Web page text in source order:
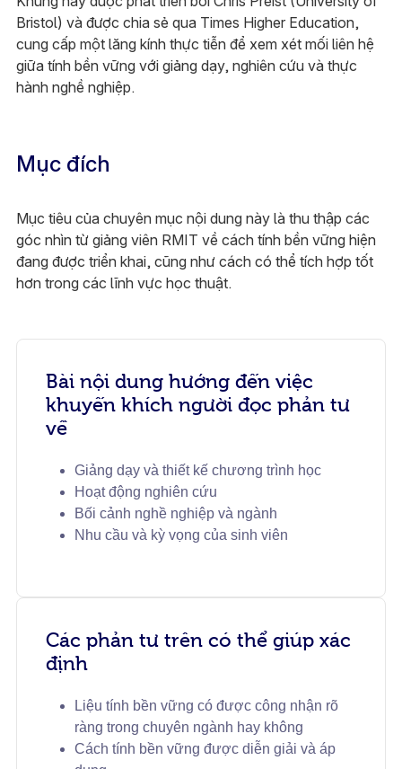
Bristol) và được chia sẻ qua Times Higher Education,
cung cấp một lăng kính thực tiễn để xem xét mối liên hệ
giữa tính bền vững với giảng dạy, nghiên cứu và thực
hành nghề nghiệp.
Mục đích
Mục tiêu của chuyên mục nội dung này là thu thập các
góc nhìn từ giảng viên RMIT về cách tính bền vững hiện
đang được triển khai, cũng như cách có thể tích hợp tốt
hơn trong các lĩnh vực học thuật.
Bài nội dung hướng đến việc
khuyến khích người đọc phản tư
về
Giảng dạy và thiết kế chương trình học
Hoạt động nghiên cứu
Bối cảnh nghề nghiệp và ngành
Nhu cầu và kỳ vọng của sinh viên
Các phản tư trên có thể giúp xác
định
Liệu tính bền vững có được công nhận rõ
ràng trong chuyên ngành hay không
Cách tính bền vững được diễn giải và áp